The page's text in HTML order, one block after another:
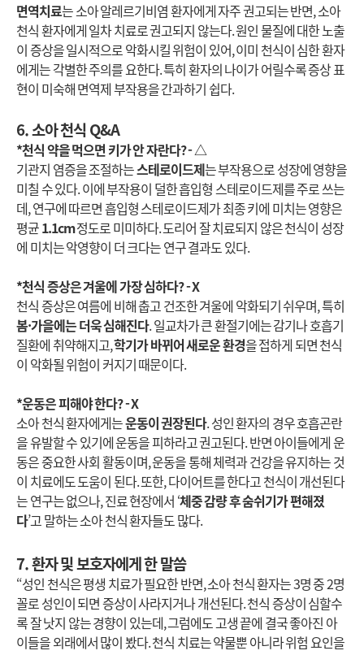
면역치료는 소아 알레르기비염 환자에게 자주 권고되는 반면, 소아
천식 환자에게 일차 치료로 권고되지 않는다. 원인 물질에 대한 노출
이 증상을 일시적으로 악화시킬 위험이 있어, 이미 천식이 심한 환자
에게는 각별한 주의를 요한다. 특히 환자의 나이가 어릴수록 증상 표
현이 미숙해 면역제 부작용을 간과하기 쉽다.
6. 소아 천식 Q&A
*천식 약을 먹으면 키가 안 자란다? - △
기관지 염증을 조절하는스테로이드제는 부작용으로 성장에 영향을
미칠 수 있다. 이에 부작용이 덜한 흡입형 스테로이드제를 주로 쓰는
데, 연구에 따르면 흡입형 스테로이드제가 최종 키에 미치는 영향은
평균1.1cm정도로 미미하다. 도리어 잘 치료되지 않은 천식이 성장
에 미치는 악영향이 더 크다는 연구 결과도 있다.
*천식 증상은 겨울에 가장 심하다? - X
천식 증상은 여름에 비해 춥고 건조한 겨울에 악화되기 쉬우며, 특히
봄·가을에는 더욱 심해진다. 일교차가 큰 환절기에는 감기나 호흡기
질환에 취약해지고,학기가 바뀌어 새로운 환경을 접하게 되면 천식
이 악화될 위험이 커지기 때문이다.
*운동은 피해야 한다? - X
소아 천식 환자에게는운동이 권장된다. 성인 환자의 경우 호흡곤란
을 유발할 수 있기에 운동을 피하라고 권고된다. 반면 아이들에게 운
동은 중요한 사회 활동이며, 운동을 통해 체력과 건강을 유지하는 것
이 치료에도 도움이 된다. 또한, 다이어트를 한다고 천식이 개선된다
는 연구는 없으나, 진료 현장에서 ‘체중 감량 후 숨쉬기가 편해졌
다’고 말하는 소아 천식 환자들도 많다.
7. 환자 및 보호자에게 한 말씀
“성인 천식은 평생 치료가 필요한 반면, 소아 천식 환자는 3명 중 2명
꼴로 성인이 되면 증상이 사라지거나 개선된다. 천식 증상이 심할수
록 잘 낫지 않는 경향이 있는데, 그럼에도 고생 끝에 결국 좋아진 아
이들을 외래에서 많이 봤다. 천식 치료는 약물뿐 아니라 위험 요인을